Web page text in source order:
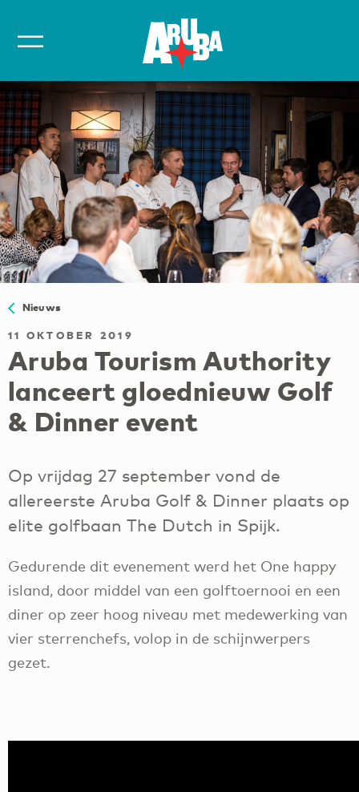
Nieuws
11 OKTOBER 2019
Aruba Tourism Authority
lanceert gloednieuw Golf
& Dinner event
Op vrijdag 27 september vond de
allereerste Aruba Golf & Dinner plaats op
elite golfbaan The Dutch in Spijk.
Gedurende dit evenement werd het One happy
island, door middel van een golftoernooi en een
diner op zeer hoog niveau met medewerking van
vier sterrenchefs, volop in de schijnwerpers
gezet.